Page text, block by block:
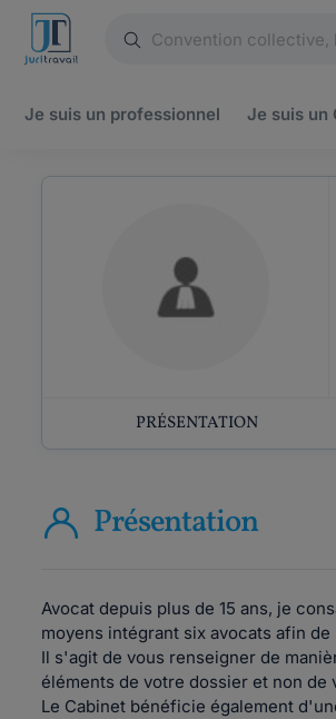
Je suis un professionnel Je suis un
PRÉSENTATION
Présentation
Avocat depuis plus de 15 ans, je
moyens intégrant six avocats afin
Il s'agit de vous renseigner de
éléments de votre dossier et non
Le Cabinet bénéficie également